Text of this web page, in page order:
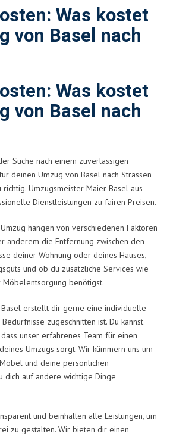
Was kostet
von Basel nach
Was kostet
von Basel nach
Suche nach einem zuverlässigen
deinen Umzug von Basel nach Strassen
Umzugsmeister Maier Basel aus
Dienstleistungen zu fairen Preisen.
hängen von verschiedenen Faktoren
anderem die Entfernung zwischen den
deiner Wohnung oder deines Hauses,
und ob du zusätzliche Services wie
Möbelentsorgung benötigst.
erstellt dir gerne eine individuelle
zugeschnitten ist. Du kannst
unser erfahrenes Team für einen
Umzugs sorgt. Wir kümmern uns um
und deine persönlichen
dich auf andere wichtige Dinge
und beinhalten alle Leistungen, um
zu gestalten. Wir bieten dir einen